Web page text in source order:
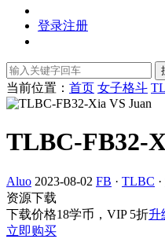
登录注册
当前位置： 首页 女子格斗
TLBC-FB32-
Aluo 2023-08-02 FB · TLBC ·
资源下载
下载价格18学币，VIP 5折升
立即购买